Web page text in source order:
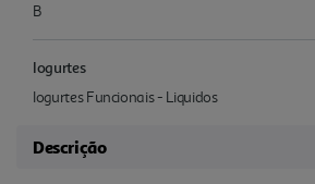
B
Iogurtes
Iogurtes Funcionais - Liquidos
Descrição